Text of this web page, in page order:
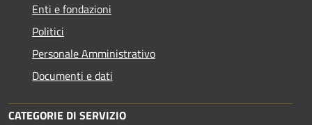
Enti e fondazioni
Politici
Personale Amministrativo
Documenti e dati
CATEGORIE DI SERVIZIO